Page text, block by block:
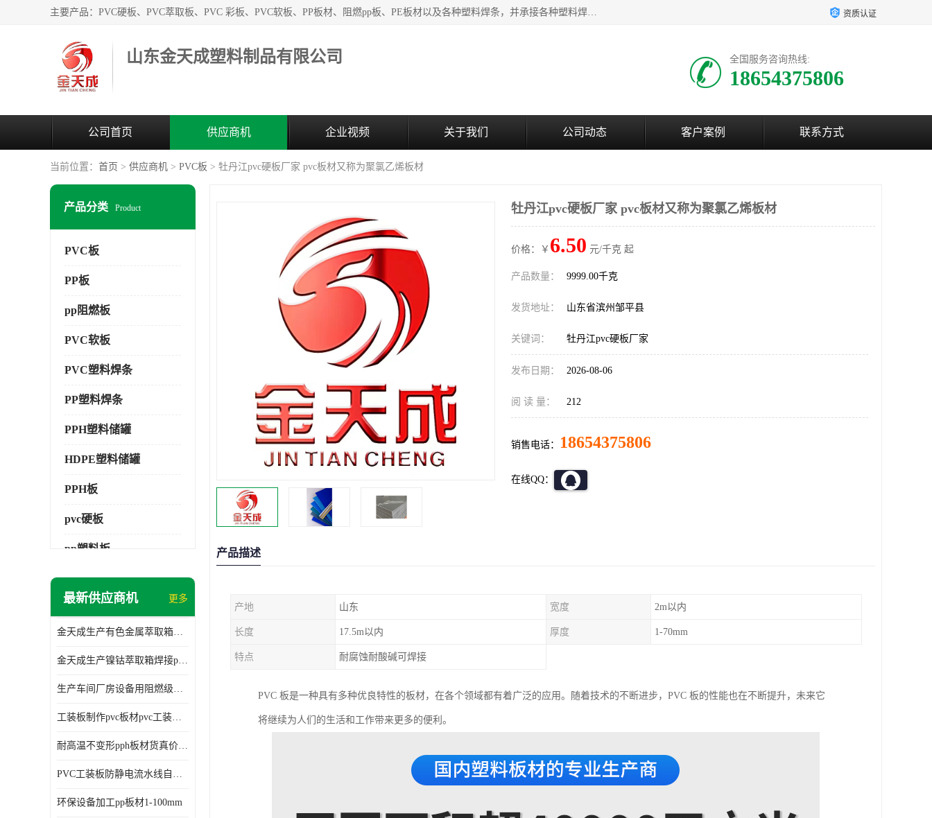
主要产品：PVC硬板、PVC萃取板、PVC 彩板、PVC软板、PP板材、阻燃pp板、PE板材以及各种塑料焊条，并承接各种塑料焊接工程，其产品广泛应用于环保设备、化工、石油、电镀、电子、建筑、食品、医药等多种行业，产品销售己覆盖全国多个省、市(直辖市)及自治区，并己经远销国外。 资质认证
山东金天成塑料制品有限公司 全国服务咨询热线:
18654375806
公司首页 供应商机 企业视频 关于我们 公司动态 客户案例 联系方式
当前位置： 首页 > 供应商机 > PVC板 > 牡丹江pvc硬板厂家 pvc板材又称为聚氯乙烯板材
产品分类 Product
PVC板
PP板
pp阻燃板
PVC软板
PVC塑料焊条
PP塑料焊条
PPH塑料储罐
HDPE塑料储罐
PPH板
pvc硬板
pp塑料板
pvc萃取板
最新供应商机 更多
金天成生产有色金属萃取箱焊接pvc板
金天成生产镍钴萃取箱焊接pvc萃取板
生产车间厂房设备用阻燃级别pp硬板
工装板制作pvc板材pvc工装板材可折弯
耐高温不变形pph板材货真价值pph板材
PVC工装板防静电流水线自动化倍速线工装板
环保设备加工pp板材1-100mm
牡丹江pvc硬板厂家 pvc板材又称为聚氯乙烯板材
价格：￥ 6.50 元/千克 起
产品数量： 9999.00千克
发货地址： 山东省滨州邹平县
关键词： 牡丹江pvc硬板厂家
发布日期： 2026-08-06
阅 读 量： 212
销售电话： 18654375806
在线QQ：
产品描述
产地 山东 宽度 2m以内
长度 17.5m以内 厚度 1-70mm
特点 耐腐蚀耐酸碱可焊接
PVC 板是一种具有多种优良特性的板材，在各个领域都有着广泛的应用。随着技术的不断进步，PVC 板的性能也在不断提升，未来它
将继续为人们的生活和工作带来更多的便利。